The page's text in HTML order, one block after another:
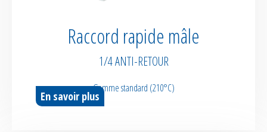
Raccord rapide mâle
1/4 ANTI-RETOUR
Gamme standard (210°C)
En savoir plus